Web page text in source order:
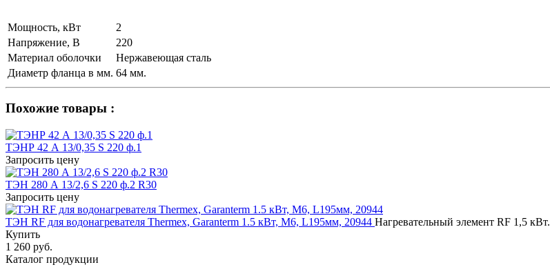
Мощность, кВт
2
Напряжение, В
220
Материал оболочки
Нержавеющая сталь
Диаметр фланца в мм. 64 мм.
Похожие товары :
ТЭНР 42 А 13/0,35 S 220 ф.1
Запросить цену
ТЭН 280 А 13/2,6 S 220 ф.2 R30
Запросить цену
ТЭН RF для водонагревателя Thermex, Garanterm 1.5 кВт, М6, L195мм, 20944 Нагревательный элемент RF 1,5 кВт.
Купить
1 260 руб.
Каталог продукции